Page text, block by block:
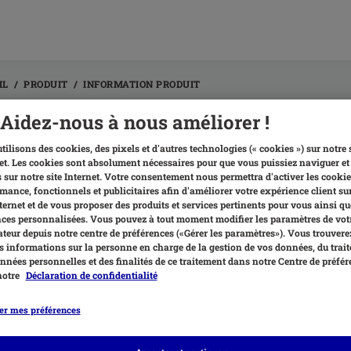
PRODUIT INFORMATION PRODUIT
que je veux est en
le commander ?
n’est pas en stock, vous pouvez mettre en place une alerte
suffit de cliquer sur l’icône en forme de cloche à droite de l’article
cliquez sur « Valider ». Nous vous enverrons un email lorsque le
associés
Aidez-nous à nous améliorer !
des cookies, des pixels et d'autres technologies (« cookies ») sur notre
Les cookies sont absolument nécessaires pour que vous puissiez naviguer
sur notre site Internet. Votre consentement nous permettra d'activer les
fonctionnels et publicitaires afin d'améliorer votre expérience client
et de vous proposer des produits et services pertinents pour vous ainsi
personnalisées. Vous pouvez à tout moment modifier les paramètres de
depuis notre centre de préférences («Gérer les paramètres»). Vous
informations sur la personne en charge de la gestion de vos données, du
personnelles et des finalités de ce traitement dans notre Centre de
Déclaration de confidentialité
mes préférences